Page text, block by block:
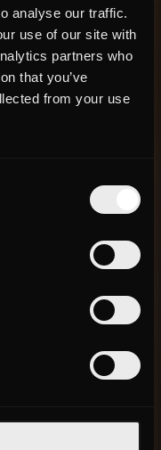
analyse our traffic.
use of our site with
partners who
that you’ve
from your use